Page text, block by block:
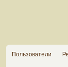
Пользователи